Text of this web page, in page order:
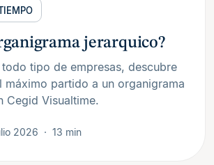
jerarquico?
tipo de empresas, descubre
máximo partido a un organigrama
Cegid Visualtime.
2026 13 min